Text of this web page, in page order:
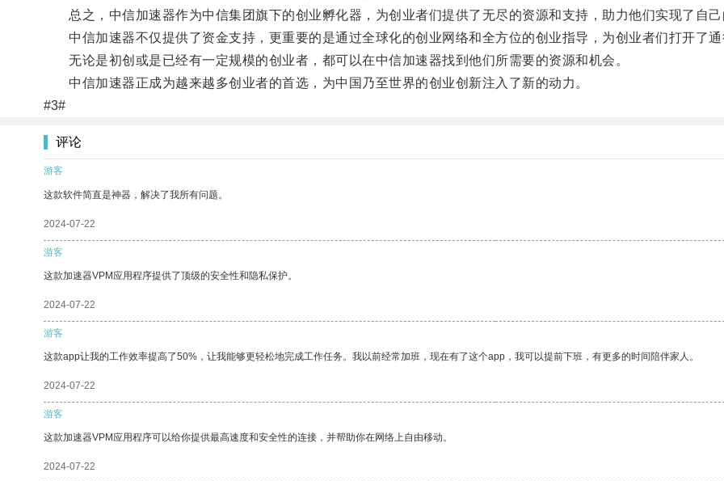
总之，中信加速器作为中信集团旗下的创业孵化器，为创业者们提供了无尽的资源和支持，助力他们实现了自己
中信加速器不仅提供了资金支持，更重要的是通过全球化的创业网络和全方位的创业指导，为创业者们打开了通
无论是初创或是已经有一定规模的创业者，都可以在中信加速器找到他们所需要的资源和机会。
中信加速器正成为越来越多创业者的首选，为中国乃至世界的创业创新注入了新的动力。
#3#
评论
游客
这款软件简直是神器，解决了我所有问题。
2024-07-22
游客
这款加速器VPM应用程序提供了顶级的安全性和隐私保护。
2024-07-22
游客
这款app让我的工作效率提高了50%，让我能够更轻松地完成工作任务。我以前经常加班，现在有了这个app，我可以提前下班，有更多的时间陪伴家人。
2024-07-22
游客
这款加速器VPM应用程序可以给你提供最高速度和安全性的连接，并帮助你在网络上自由移动。
2024-07-22